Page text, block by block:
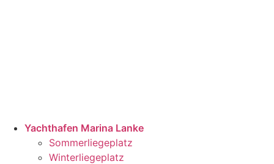
Yachthafen Marina Lanke
Sommerliegeplatz
Winterliegeplatz